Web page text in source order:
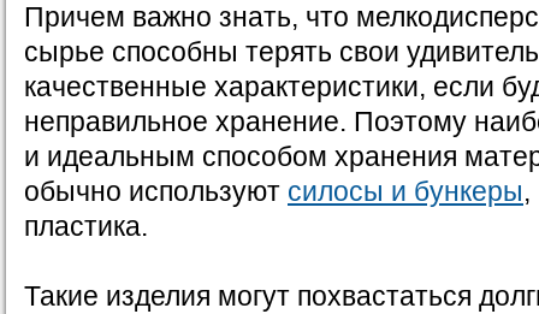
Причем важно знать, что
сырье способны терять свои
качественные характеристики, если
неправильное хранение. Поэтому
и идеальным способом хранения
обычно используют силосы и бункеры,
пластика.
Такие изделия могут похвастаться